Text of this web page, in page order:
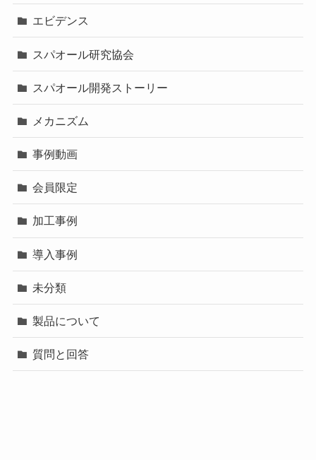
エビデンス
スパオール研究協会
スパオール開発ストーリー
メカニズム
事例動画
会員限定
加工事例
導入事例
未分類
製品について
質問と回答